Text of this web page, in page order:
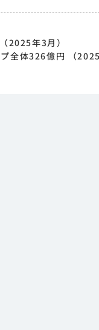
2025年3月）
全体326億円 （2025